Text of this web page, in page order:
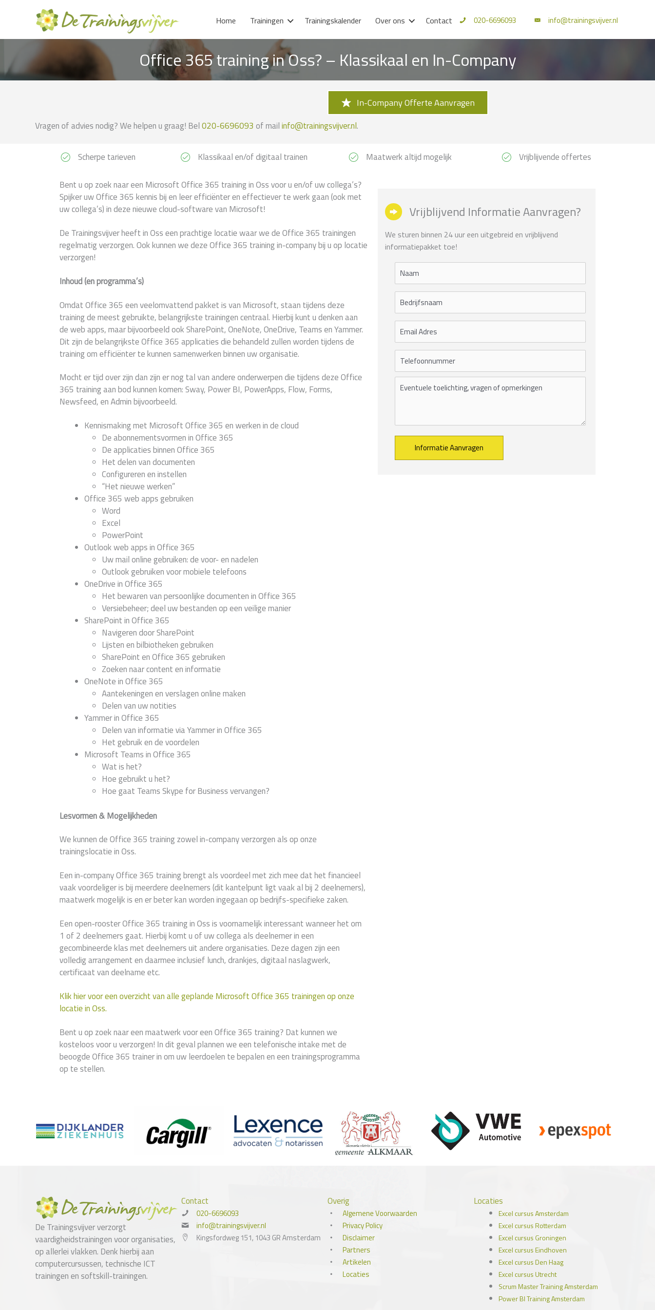
inhoud
Home Trainingen Trainingskalender Over ons Contact 020-6696093 info@trainingsvijver.nl
Office 365 training in Oss? – Klassikaal en In-Company
In-Company Offerte Aanvragen
Vragen of advies nodig? We helpen u graag! Bel020-6696093 of mailinfo@trainingsvijver.nl.
Scherpe tarieven Klassikaal en/of digitaal trainen Maatwerk altijd mogelijk Vrijblijvende offertes
Bent u op zoek naar een Microsoft Office 365 training in Oss voor u en/of uw collega’s?
Spijker uw Office 365 kennis bij en leer efficiënter en effectiever te werk gaan (ook met
uw collega’s) in deze nieuwe cloud-software van Microsoft!
De Trainingsvijver heeft in Oss een prachtige locatie waar we de Office 365 trainingen
regelmatig verzorgen. Ook kunnen we deze Office 365 training in-company bij u op locatie
verzorgen!
Inhoud (en programma’s)
Omdat Office 365 een veelomvattend pakket is van Microsoft, staan tijdens deze
training de meest gebruikte, belangrijkste trainingen centraal. Hierbij kunt u denken aan
de web apps, maar bijvoorbeeld ook SharePoint, OneNote, OneDrive, Teams en Yammer.
Dit zijn de belangrijkste Office 365 applicaties die behandeld zullen worden tijdens de
training om efficiënter te kunnen samenwerken binnen uw organisatie.
Mocht er tijd over zijn dan zijn er nog tal van andere onderwerpen die tijdens deze Office
365 training aan bod kunnen komen: Sway, Power BI, PowerApps, Flow, Forms,
Newsfeed, en Admin bijvoorbeeld.
Kennismaking met Microsoft Office 365 en werken in de cloud
De abonnementsvormen in Office 365
De applicaties binnen Office 365
Het delen van documenten
Configureren en instellen
“Het nieuwe werken”
Office 365 web apps gebruiken
Word
Excel
PowerPoint
Outlook web apps in Office 365
Uw mail online gebruiken: de voor- en nadelen
Outlook gebruiken voor mobiele telefoons
OneDrive in Office 365
Het bewaren van persoonlijke documenten in Office 365
Versiebeheer; deel uw bestanden op een veilige manier
SharePoint in Office 365
Navigeren door SharePoint
Lijsten en bilbiotheken gebruiken
SharePoint en Office 365 gebruiken
Zoeken naar content en informatie
OneNote in Office 365
Aantekeningen en verslagen online maken
Delen van uw notities
Yammer in Office 365
Delen van informatie via Yammer in Office 365
Het gebruik en de voordelen
Microsoft Teams in Office 365
Wat is het?
Hoe gebruikt u het?
Hoe gaat Teams Skype for Business vervangen?
Lesvormen & Mogelijkheden
We kunnen de Office 365 training zowel in-company verzorgen als op onze
trainingslocatie in Oss.
Een in-company Office 365 training brengt als voordeel met zich mee dat het financieel
vaak voordeliger is bij meerdere deelnemers (dit kantelpunt ligt vaak al bij 2 deelnemers),
maatwerk mogelijk is en er beter kan worden ingegaan op bedrijfs-specifieke zaken.
Een open-rooster Office 365 training in Oss is voornamelijk interessant wanneer het om
1 of 2 deelnemers gaat. Hierbij komt u of uw collega als deelnemer in een
gecombineerde klas met deelnemers uit andere organisaties. Deze dagen zijn een
volledig arrangement en daarmee inclusief lunch, drankjes, digitaal naslagwerk,
certificaat van deelname etc.
Klik hier voor een overzicht van alle geplande Microsoft Office 365 trainingen op onze
locatie in Oss.
Bent u op zoek naar een maatwerk voor een Office 365 training? Dat kunnen we
kosteloos voor u verzorgen! In dit geval plannen we een telefonische intake met de
beoogde Office 365 trainer in om uw leerdoelen te bepalen en een trainingsprogramma
op te stellen.
Vrijblijvend Informatie Aanvragen?
We sturen binnen 24 uur een uitgebreid en vrijblijvend
informatiepakket toe!
De Trainingsvijver verzorgt
vaardigheidstrainingen voor organisaties,
op allerlei vlakken. Denk hierbij aan
computercursussen, technische ICT
trainingen en softskill-trainingen.
Contact
020-6696093
info@trainingsvijver.nl
Kingsfordweg 151, 1043 GR Amsterdam
Overig
Algemene Voorwaarden
Privacy Policy
Disclaimer
Partners
Artikelen
Locaties
Locaties
Excel cursus Amsterdam
Excel cursus Rotterdam
Excel cursus Groningen
Excel cursus Eindhoven
Excel cursus Den Haag
Excel cursus Utrecht
Scrum Master Training Amsterdam
Power BI Training Amsterdam